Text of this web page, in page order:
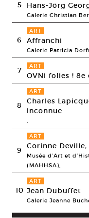
5 Hans-Jörg
Galerie Christian
6
ART
Affranchi
Galerie Patricia
7 ART
OVNi folies !
8
ART
Charles
inconnue
,
9
ART
Corinne
Musée d’Art et
(MAHHSA),
10
ART
Jean Dubuffet
Galerie Jeanne